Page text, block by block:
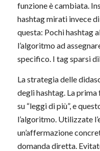
funzione è cambiata.
hashtag mirati invece
questa: Pochi hashtag
l’algoritmo ad
specifico. I tag sparsi
La strategia delle
degli hashtag. La
su “leggi di più”, e
l’algoritmo. Utilizzate
un’affermazione
domanda diretta.